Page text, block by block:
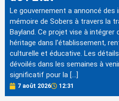
Le gouvernement a annoncé
mémoire de Sobers à travers la
Bayland. Ce projet vise à intégrer
héritage dans l'établissement,
culturelle et éducative. Les
dévoilés dans les semaines à
significatif pour la […]
7 août 2026 12:31